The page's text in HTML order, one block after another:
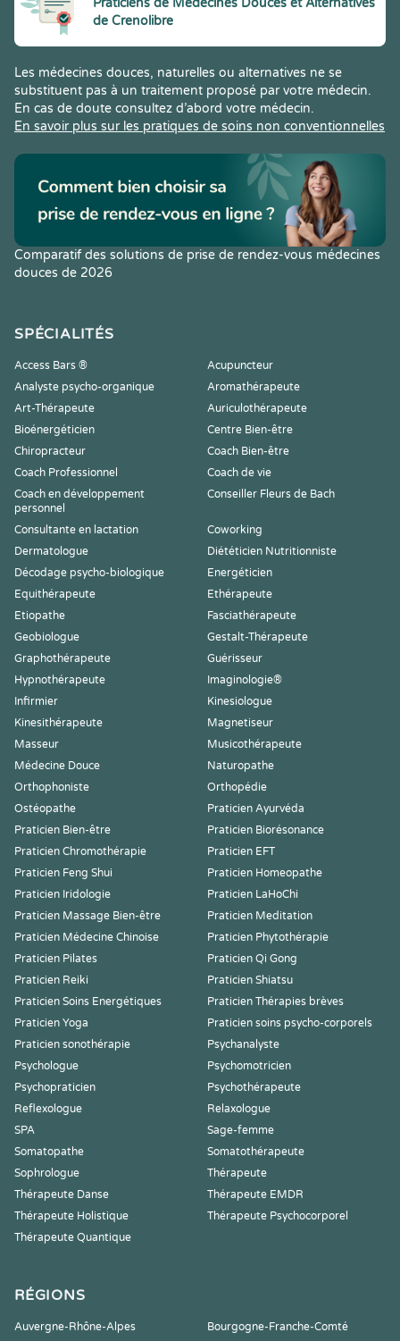
Praticiens de Médecines Douces et Alternatives
de Crenolibre
Les médecines douces, naturelles ou alternatives ne se
substituent pas à un traitement proposé par votre médecin.
En cas de doute consultez d’abord votre médecin.
En savoir plus sur les pratiques de soins non conventionnelles
Comparatif des solutions de prise de rendez-vous médecines
douces de 2026
SPÉCIALITÉS
Access Bars ®
Acupuncteur
Analyste psycho-organique
Aromathérapeute
Art-Thérapeute
Auriculothérapeute
Bioénergéticien
Centre Bien-être
Chiropracteur
Coach Bien-être
Coach Professionnel
Coach de vie
Coach en développement
personnel
Conseiller Fleurs de Bach
Consultante en lactation
Coworking
Dermatologue
Diététicien Nutritionniste
Décodage psycho-biologique
Energéticien
Equithérapeute
Ethérapeute
Etiopathe
Fasciathérapeute
Geobiologue
Gestalt-Thérapeute
Graphothérapeute
Guérisseur
Hypnothérapeute
Imaginologie®
Infirmier
Kinesiologue
Kinesithérapeute
Magnetiseur
Masseur
Musicothérapeute
Médecine Douce
Naturopathe
Orthophoniste
Orthopédie
Ostéopathe
Praticien Ayurvéda
Praticien Bien-être
Praticien Biorésonance
Praticien Chromothérapie
Praticien EFT
Praticien Feng Shui
Praticien Homeopathe
Praticien Iridologie
Praticien LaHoChi
Praticien Massage Bien-être
Praticien Meditation
Praticien Médecine Chinoise
Praticien Phytothérapie
Praticien Pilates
Praticien Qi Gong
Praticien Reiki
Praticien Shiatsu
Praticien Soins Energétiques
Praticien Thérapies brèves
Praticien Yoga
Praticien soins psycho-corporels
Praticien sonothérapie
Psychanalyste
Psychologue
Psychomotricien
Psychopraticien
Psychothérapeute
Reflexologue
Relaxologue
SPA
Sage-femme
Somatopathe
Somatothérapeute
Sophrologue
Thérapeute
Thérapeute Danse
Thérapeute EMDR
Thérapeute Holistique
Thérapeute Psychocorporel
Thérapeute Quantique
RÉGIONS
Auvergne-Rhône-Alpes
Bourgogne-Franche-Comté